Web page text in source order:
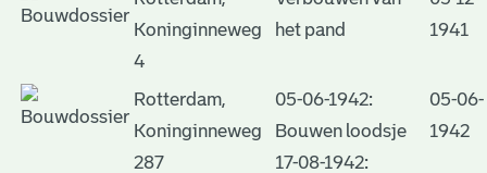
Koninginneweg
4
het pand
1941
Rotterdam,
Koninginneweg
287
05-06-1942:
Bouwen loodsje
17-08-1942:
05-06-
1942